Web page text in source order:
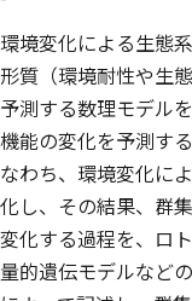
環境変化による生態
形質（環境耐性や生
予測する数理モデル
機能の変化を予測す
なわち、環境変化に
化し、その結果、群
変化する過程を、ロ
量的遺伝モデルなど